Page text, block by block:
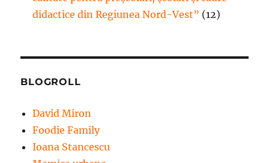
didactice din Regiunea Nord-Vest” (12)
BLOGROLL
David Miron
Foodie Family
Ioana Stancescu